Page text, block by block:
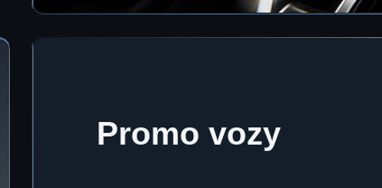
Promo vozy